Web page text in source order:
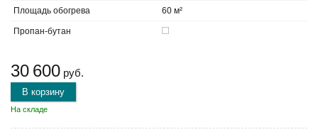
Площадь обогрева 60 м²
Пропан-бутан
30 600 руб.
В корзину
На складе